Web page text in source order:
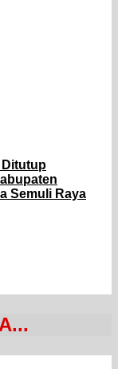
Semuli Raya